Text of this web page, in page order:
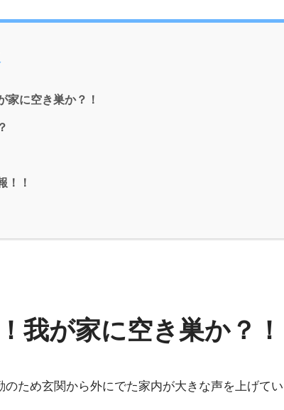
家に空き巣か？！
！！
我が家に空き巣か？！
ため玄関から外にでた家内が大きな声を上げてい